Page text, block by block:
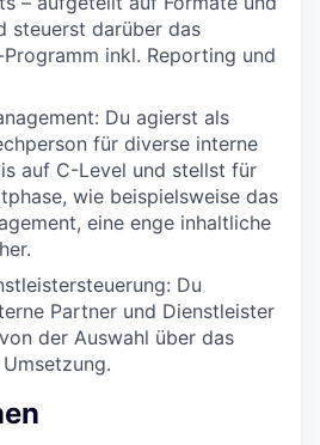
steuerst darüber das
inkl. Reporting und
Du agierst als
für diverse interne
auf C-Level und stellst für
wie beispielsweise das
eine enge inhaltliche
Du
Partner und Dienstleister
der Auswahl über das